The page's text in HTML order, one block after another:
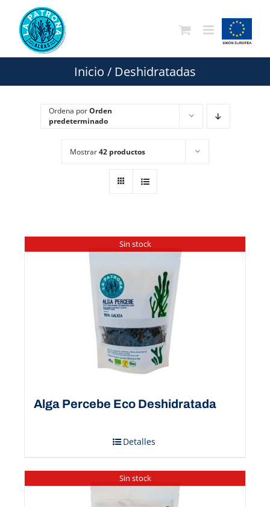
contenido
Inicio / Deshidratadas
Ordena porOrden
predeterminado
Mostrar42 productos
Sin stock
Alga Percebe Eco Deshidratada
Detalles
Sin stock